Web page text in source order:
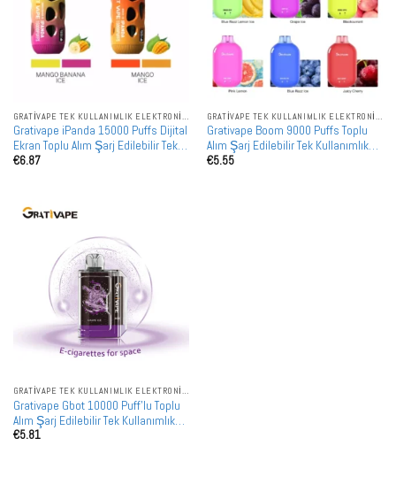
GRATIVAPE TEK KULLANIMLIK ELEKTRONIK SIGARALAR
Grativape iPanda 15000 Puffs Dijital
Ekran Toplu Alım Şarj Edilebilir Tek
Kullanımlık Vape Toptan Satış
€6.87
GRATIVAPE TEK KULLANIMLIK ELEKTRONIK SIGARALAR
Grativape Boom 9000 Puffs Toplu
Alım Şarj Edilebilir Tek Kullanımlık
Vape Toptan Satış
€5.55
GRATIVAPE TEK KULLANIMLIK ELEKTRONIK SIGARALAR
Grativape Gbot 10000 Puff'lu Toplu
Alım Şarj Edilebilir Tek Kullanımlık
Vape Toptan Satış
€5.81